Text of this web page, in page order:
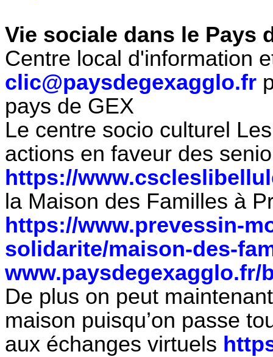
Vie sociale dans le Pays
Centre local d'information
clic@paysdegexagglo.fr
pays de GEX
Le centre socio culturel
actions en faveur des
https://
la Maison des Familles à
https://www.prevessin-
solidarite/maison-des-
www.paysdegexagglo.fr/
De plus on peut
maison puisqu’on passe
aux échanges virtuels